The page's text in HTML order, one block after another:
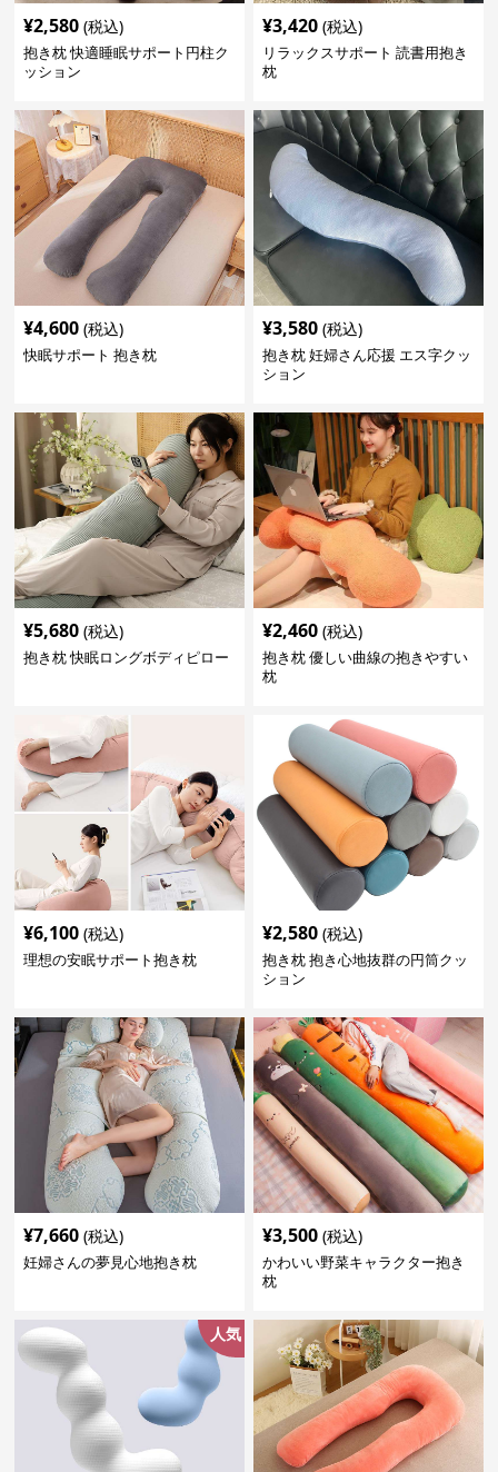
¥2,580 (税込)
抱き枕 快適睡眠サポート円柱ク
ッション
¥3,420 (税込)
リラックスサポート 読書用抱き
枕
¥4,600 (税込)
快眠サポート 抱き枕
¥3,580 (税込)
抱き枕 妊婦さん応援 エス字クッ
ション
¥5,680 (税込)
抱き枕 快眠ロングボディピロー
¥2,460 (税込)
抱き枕 優しい曲線の抱きやすい
枕
¥6,100 (税込)
理想の安眠サポート抱き枕
¥2,580 (税込)
抱き枕 抱き心地抜群の円筒クッ
ション
¥7,660 (税込)
妊婦さんの夢見心地抱き枕
¥3,500 (税込)
かわいい野菜キャラクター抱き
枕
人気